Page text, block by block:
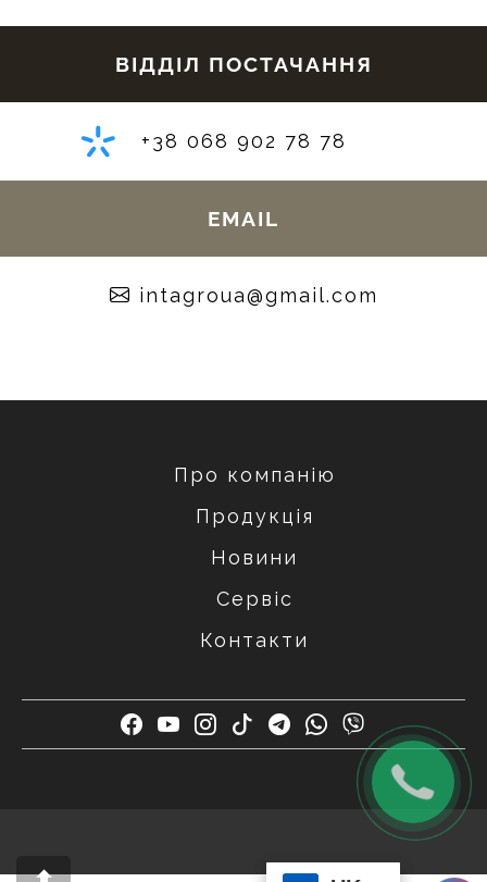
ВІДДІЛ ПОСТАЧАННЯ
+38 068 902 78 78
EMAIL
moc.liamg@auorgatni
Про компанію
Продукція
Новини
Сервіс
Контакти